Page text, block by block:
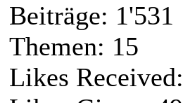
Beiträge: 1'531
Themen: 15
Likes Received: